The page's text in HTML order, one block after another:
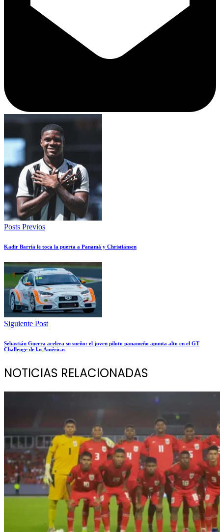
Posts Previos
Kadir Barría le toca la puerta a Panamá y Christiansen
Siguiente Post
Sebastián Guerra acelera su sueño: el joven piloto panameño apunta alto en el GT
Challenge de las Américas
NOTICIAS RELACIONADAS